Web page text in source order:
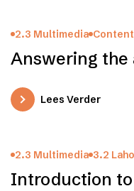
2.3 Multimedia
Answering the
Lees Verder
2.3 Multimedia 3.2
Introduction